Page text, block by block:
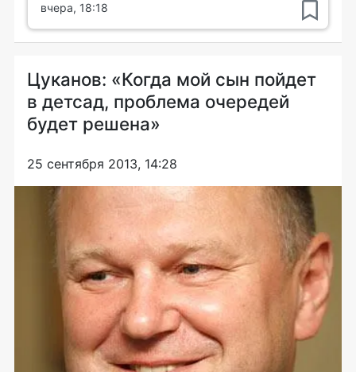
вчера, 18:18
Цуканов: «Когда мой сын пойдет
в детсад, проблема очередей
будет решена»
25 сентября 2013, 14:28